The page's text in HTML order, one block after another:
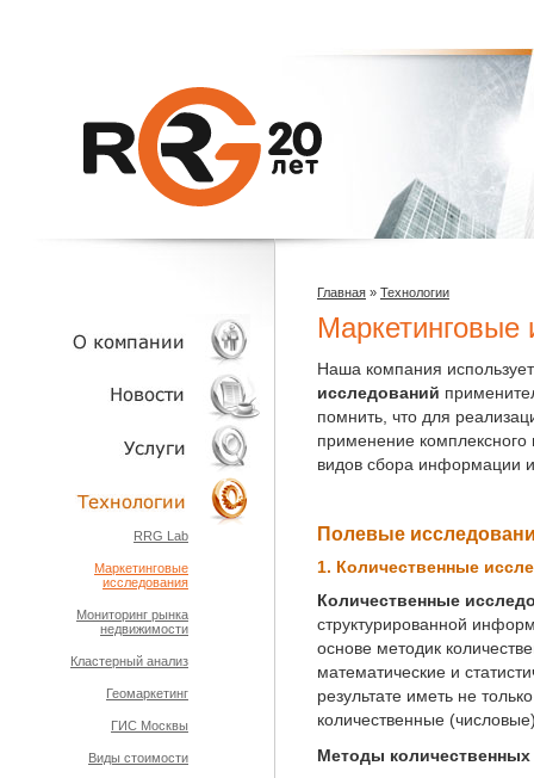
О КОМПАНИИ
НОВОСТИ
УСЛУГИ
ТЕХНОЛОГИИ
RRG Lab
Маркетинговые
исследования
Мониторинг рынка
недвижимости
Кластерный анализ
Геомаркетинг
ГИС Москвы
Виды стоимости
Главная » Технологии
Маркетинговые
Наша компания
исследований
помнить, что для
применение комплексного
видов сбора информации
Полевые
1. Количественные
Количественные
структурированной
основе методик
математические и
результате иметь не
количественные
Методы